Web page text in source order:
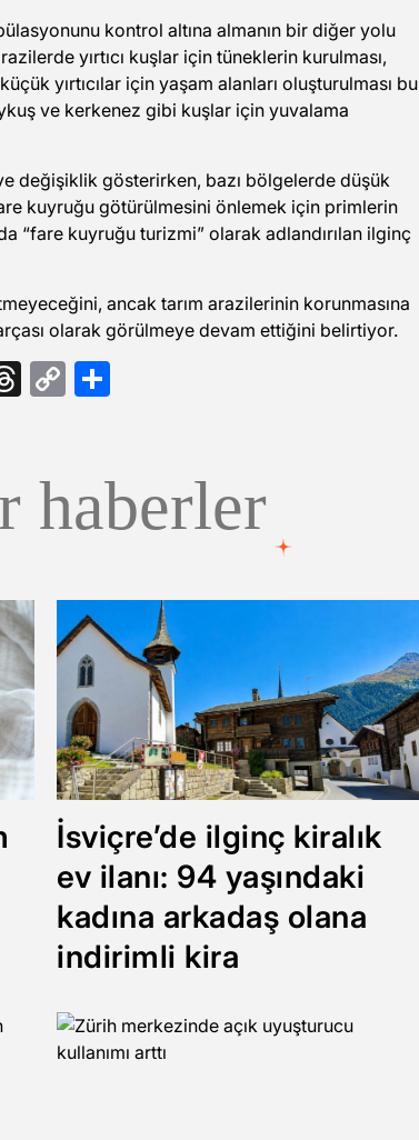
kontrol altına almanın bir diğer yolu
yırtıcı kuşlar için tüneklerin kurulması,
yırtıcılar için yaşam alanları oluşturulması bu
ve kerkenez gibi kuşlar için yuvalama
değişiklik gösterirken, bazı bölgelerde düşük
kuyruğu götürülmesini önlemek için primlerin
“fare kuyruğu turizmi” olarak adlandırılan ilginç
ancak tarım arazilerinin korunmasına
olarak görülmeye devam ettiğini belirtiyor.
Threads
Copy
haberler
İsviçre’de ilginç kiralık
ev ilanı: 94 yaşındaki
kadına arkadaş olana
indirimli kira